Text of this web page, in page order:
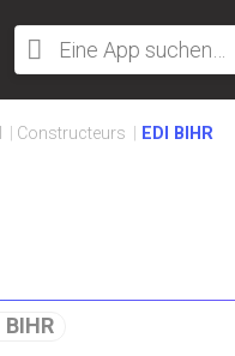
Constructeurs EDI BIHR
BIHR